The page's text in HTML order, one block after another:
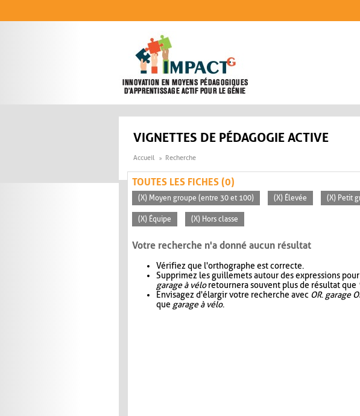
VIGNETTES DE PÉDAGOGIE ACTIVE
Accueil Recherche
TOUTES LES FICHES (0)
(X) Moyen groupe (entre 30 et 100) (X) Élevée (X) Petit
(X) Équipe (X) Hors classe
Votre recherche n'a donné aucun résultat
Vérifiez que l'orthographe est correcte.
Supprimez les guillemets autour des expressions
garage à véloretournera souvent plus de résultat que
Envisagez d'élargir votre recherche avec OR. garage
que garage à vélo.